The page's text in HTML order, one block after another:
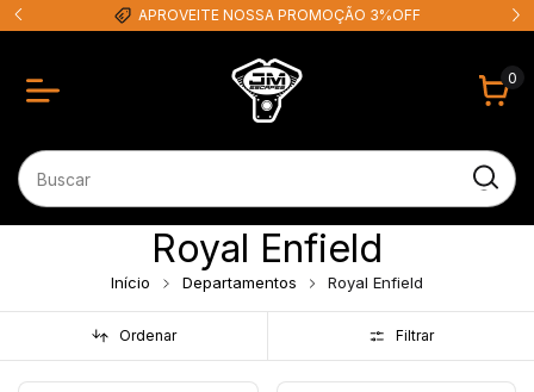
APROVEITE NOSSA PROMOÇÃO 3%OFF
0
Royal Enfield
Início Departamentos Royal Enfield
Ordenar Filtrar